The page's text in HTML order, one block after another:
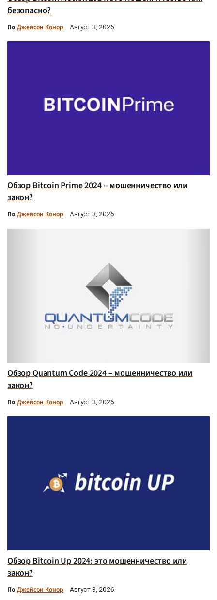
безопасно?
По Джейсон Конор Август 3, 2026
Обзор Bitcoin Prime 2024 – мошенничество или
закон?
По Джейсон Конор Август 3, 2026
Обзор Quantum Code 2024 – мошенничество или
закон?
По Джейсон Конор Август 3, 2026
Обзор Bitcoin Up 2024: это мошенничество или
закон?
По Джейсон Конор Август 3, 2026